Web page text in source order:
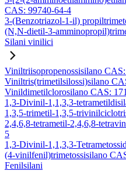
CAS: 99740-64-4
3-(Benzotriazol-1-il)
(N,N-dietil-3-
Silani vinilici
Viniltriisopropenossisilano
Viniltris(trimetilsilossi)silano
Vinildimetilclorosilano CAS:
1,3-Divinil-1,1,3,3-
1,3,5-trimetil-1,3,5-
2,4,6,8-tetrametil-2,4,6,8-
5
1,3-Divinil-1,1,3,3-
(4-vinilfenil)trimetossisilano
Fenilsilani